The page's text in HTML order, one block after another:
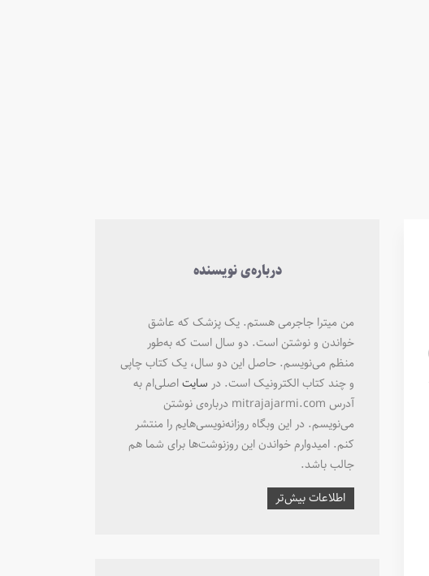
درباره‌ی نویسنده
من میترا جاجرمی هستم. یک پزشک که عاشق
خواندن و نوشتن است. دو سال است که به‌طور
منظم می‌نویسم. حاصل این دو سال، یک کتاب چاپی
و چند کتاب الکترونیک است. در سایتاصلی‌ام به
آدرس mitrajajarmi.com درباره‌ی نوشتن
می‌نویسم. در این وبگاه روزانه‌نویسی‌هایم را منتشر
کنم. امیدوارم خواندن این روزنوشت‌ها برای شما هم
جالب باشد.
اطلاعات بیش‌تر